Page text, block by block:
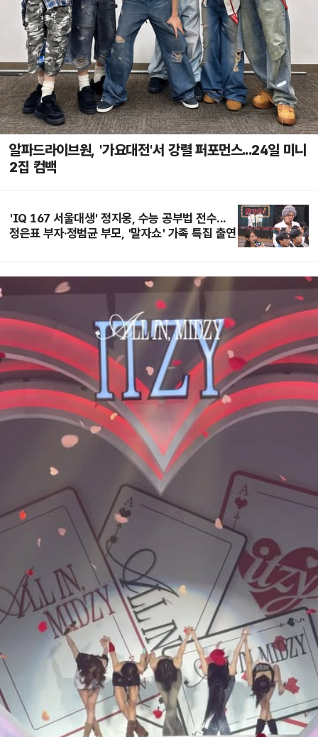
알파드라이브원, '가요대전'서 강렬 퍼포먼스...24일 미니
2집 컴백
'IQ 167 서울대생' 정지웅, 수능 공부법 전수...
정은표 부자·정범균 부모, '말자쇼' 가족 특집 출연